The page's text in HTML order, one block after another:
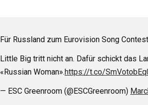
Für Russland zum Eurovision Song
Little Big tritt nicht an. Dafür schickt das
«Russian Woman».https://t.co/
— ESC Greenroom (@ESCGreenroom)